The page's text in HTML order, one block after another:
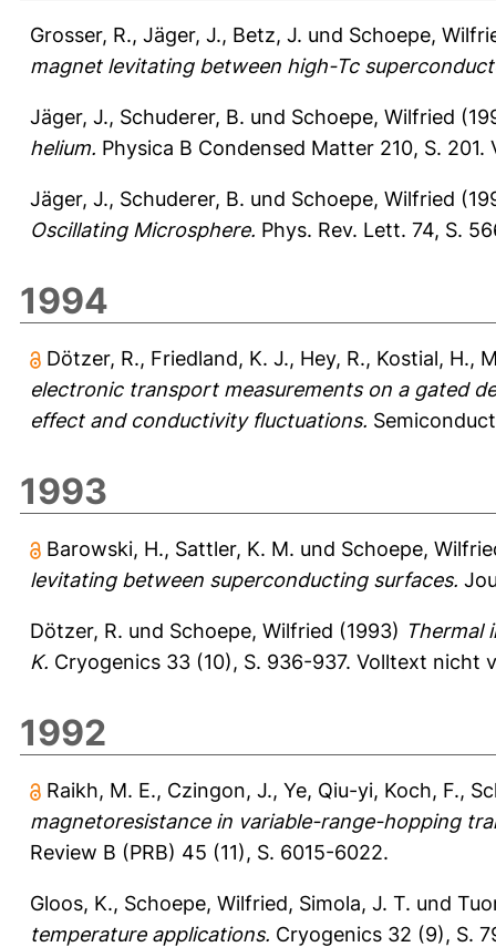
Grosser, R., Jäger, J., Betz, J. und Schoepe,
magnet levitating between high-Tc
Jäger, J., Schuderer, B. und Schoepe, Wilfried
helium. Physica B Condensed Matter 210, S. 201.
Jäger, J., Schuderer, B. und Schoepe, Wilfried
Oscillating Microsphere. Phys. Rev. Lett. 74, S.
1994
Dötzer, R., Friedland, K. J., Hey, R., Kostial, H.,
electronic transport measurements on a gated
effect and conductivity fluctuations.
1993
Barowski, H., Sattler, K. M. und Schoepe,
levitating between superconducting surfaces.
Dötzer, R. und Schoepe, Wilfried (1993) Thermal
K. Cryogenics 33 (10), S. 936-937. Volltext nicht
1992
Raikh, M. E., Czingon, J., Ye, Qiu-yi, Koch, F.,
magnetoresistance in variable-range-hopping
Review B (PRB) 45 (11), S. 6015-6022.
Gloos, K., Schoepe, Wilfried, Simola, J. T. und
temperature applications. Cryogenics 32 (9), S.